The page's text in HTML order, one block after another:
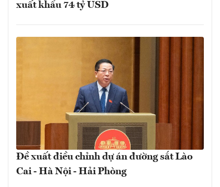
xuất khẩu 74 tỷ USD
Đề xuất điều chỉnh dự án đường sắt Lào
Cai - Hà Nội - Hải Phòng